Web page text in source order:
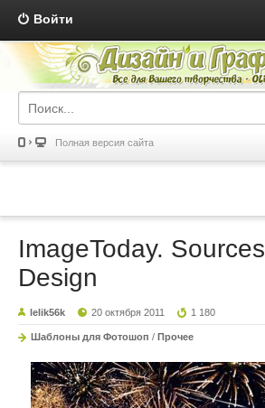
Войти
Полная версия сайта
ImageToday.
Design
lelik56k 20 октября 2011 1 180
Шаблоны для Фотошоп / Прочее